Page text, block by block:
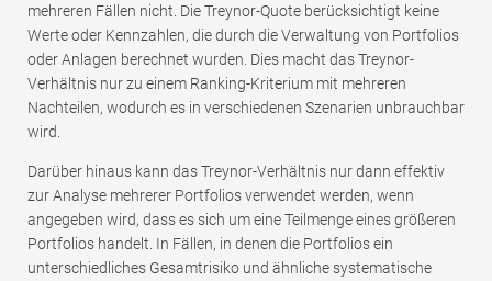
mehreren Fällen nicht. Die Treynor-Quote berücksichtigt keine
Werte oder Kennzahlen, die durch die Verwaltung von Portfolios
oder Anlagen berechnet wurden. Dies macht das Treynor-
Verhältnis nur zu einem Ranking-Kriterium mit mehreren
Nachteilen, wodurch es in verschiedenen Szenarien unbrauchbar
wird.
Darüber hinaus kann das Treynor-Verhältnis nur dann effektiv
zur Analyse mehrerer Portfolios verwendet werden, wenn
angegeben wird, dass es sich um eine Teilmenge eines größeren
Portfolios handelt. In Fällen, in denen die Portfolios ein
unterschiedliches Gesamtrisiko und ähnliche systematische